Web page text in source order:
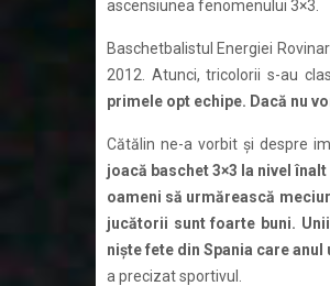
ascensiunea fenomenului 3×3.
Baschetbalistul Energiei
2012. Atunci, tricolorii s-au
primele opt echipe. Dacă nu
Cătălin ne-a vorbit şi despre
joacă baschet 3×3 la nivel
oameni să urmărească
jucătorii sunt foarte buni.
nişte fete din Spania care
a precizat sportivul.